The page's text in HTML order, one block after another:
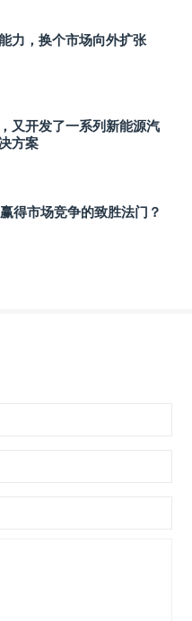
力，换个市场向外扩张
又开发了一系列新能源汽
方案
得市场竞争的致胜法门？